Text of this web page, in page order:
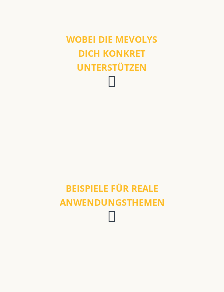
WOBEI DIE MEVOLYS
DICH KONKRET
UNTERSTÜTZEN
BEISPIELE FÜR REALE
ANWENDUNGSTHEMEN